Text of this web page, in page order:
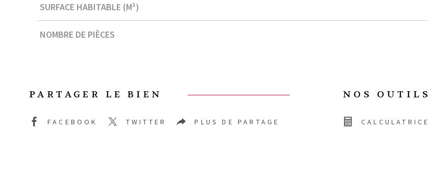
SURFACE HABITABLE (M²)
NOMBRE DE PIÈCES
PARTAGER LE BIEN
FACEBOOK TWITTER PLUS DE PARTAGE
NOS OUTILS
CALCULATRICE